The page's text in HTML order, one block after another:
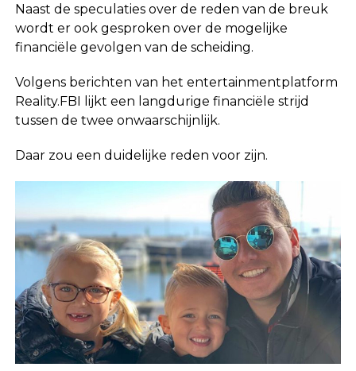
Naast de speculaties over de reden van de breuk
wordt er ook gesproken over de mogelijke
financiële gevolgen van de scheiding.
Volgens berichten van het entertainmentplatform
Reality.FBI lijkt een langdurige financiële strijd
tussen de twee onwaarschijnlijk.
Daar zou een duidelijke reden voor zijn.